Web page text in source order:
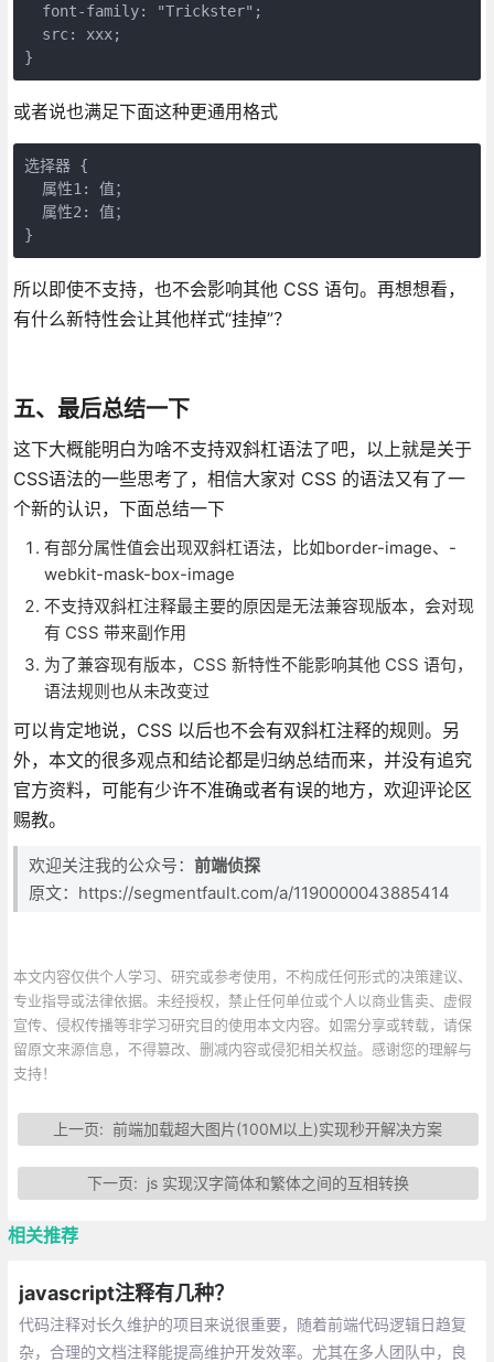
  font-family: "Trickster";
  src: xxx;
}
或者说也满足下面这种更通用格式
选择器 {
  属性1: 值；
  属性2: 值；
}
所以即使不支持，也不会影响其他 CSS 语句。再想想看，
有什么新特性会让其他样式“挂掉”？
五、最后总结一下
这下大概能明白为啥不支持双斜杠语法了吧，以上就是关于
CSS语法的一些思考了，相信大家对 CSS 的语法又有了一
个新的认识，下面总结一下
有部分属性值会出现双斜杠语法，比如border-image、-
webkit-mask-box-image
不支持双斜杠注释最主要的原因是无法兼容现版本，会对现
有 CSS 带来副作用
为了兼容现有版本，CSS 新特性不能影响其他 CSS 语句，
语法规则也从未改变过
可以肯定地说，CSS 以后也不会有双斜杠注释的规则。另
外，本文的很多观点和结论都是归纳总结而来，并没有追究
官方资料，可能有少许不准确或者有误的地方，欢迎评论区
赐教。
欢迎关注我的公众号： 前端侦探
原文：https://segmentfault.com/a/1190000043885414
本文内容仅供个人学习、研究或参考使用，不构成任何形式的决策建议、
专业指导或法律依据。未经授权，禁止任何单位或个人以商业售卖、虚假
宣传、侵权传播等非学习研究目的使用本文内容。如需分享或转载，请保
留原文来源信息，不得篡改、删减内容或侵犯相关权益。感谢您的理解与
支持！
上一页:前端加载超大图片(100M以上)实现秒开解决方案
下一页: js 实现汉字简体和繁体之间的互相转换
相关推荐
javascript注释有几种？
代码注释对长久维护的项目来说很重要，随着前端代码逻辑日趋复
杂，合理的文档注释能提高维护开发效率。尤其在多人团队中，良